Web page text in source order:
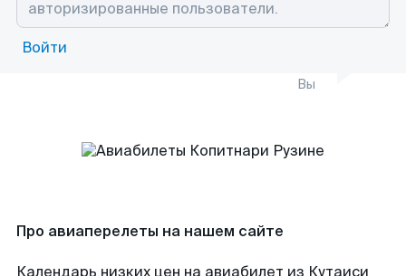
Войти
Вы
Про авиаперелеты на нашем сайте
Календарь низких цен на авиабилет из Кутаиси